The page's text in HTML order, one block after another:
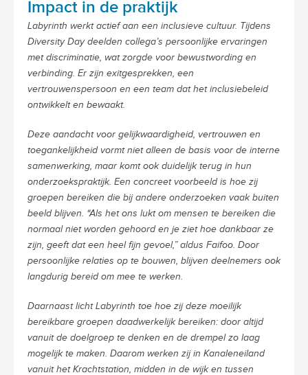
Impact in de praktijk
Labyrinth werkt actief aan een inclusieve cultuur. Tijdens
Diversity Day deelden collega’s persoonlijke ervaringen
met discriminatie, wat zorgde voor bewustwording en
verbinding. Er zijn exitgesprekken, een
vertrouwenspersoon en een team dat het inclusiebeleid
ontwikkelt en bewaakt.
Deze aandacht voor gelijkwaardigheid, vertrouwen en
toegankelijkheid vormt niet alleen de basis voor de interne
samenwerking, maar komt ook duidelijk terug in hun
onderzoekspraktijk. Een concreet voorbeeld is hoe zij
groepen bereiken die bij andere onderzoeken vaak buiten
beeld blijven. “Als het ons lukt om mensen te bereiken die
normaal niet worden gehoord en je ziet hoe dankbaar ze
zijn, geeft dat een heel fijn gevoel,” aldus Faifoo. Door
persoonlijke relaties op te bouwen, blijven deelnemers ook
langdurig bereid om mee te werken.
Daarnaast licht Labyrinth toe hoe zij deze moeilijk
bereikbare groepen daadwerkelijk bereiken: door altijd
vanuit de doelgroep te denken en de drempel zo laag
mogelijk te maken. Daarom werken zij in Kanaleneiland
vanuit het Krachtstation, midden in de wijk en tussen